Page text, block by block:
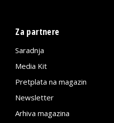
Za partnere
Saradnja
Media Kit
Pretplata na magazin
Newsletter
Arhiva magazina